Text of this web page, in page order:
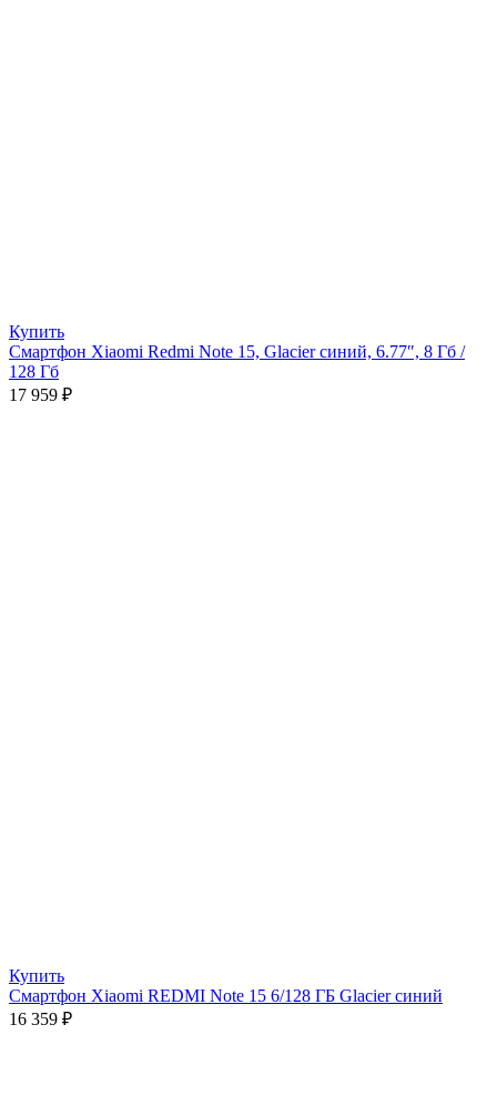
Купить
Смартфон Xiaomi Redmi Note 15, Glacier синий, 6.77″, 8 Гб /
128 Гб
17 959 ₽
Купить
Смартфон Xiaomi REDMI Note 15 6/128 ГБ Glacier синий
16 359 ₽